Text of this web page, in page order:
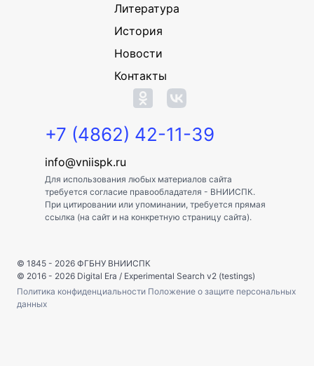
Литература
История
Новости
Контакты
+7 (4862) 42-11-39
info@vniispk.ru
Для использования любых материалов сайта
требуется согласие правообладателя - ВНИИСПК.
При цитировании или упоминании, требуется прямая
ссылка (на сайт и на конкретную страницу сайта).
© 1845 - 2026 ФГБНУ ВНИИСПК
© 2016 - 2026 Digital Era / Experimental Search v2 (testings)
Политика конфиденциальности Положение о защите персональных
данных